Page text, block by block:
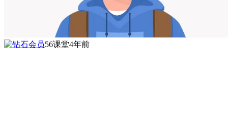
56课堂4年前